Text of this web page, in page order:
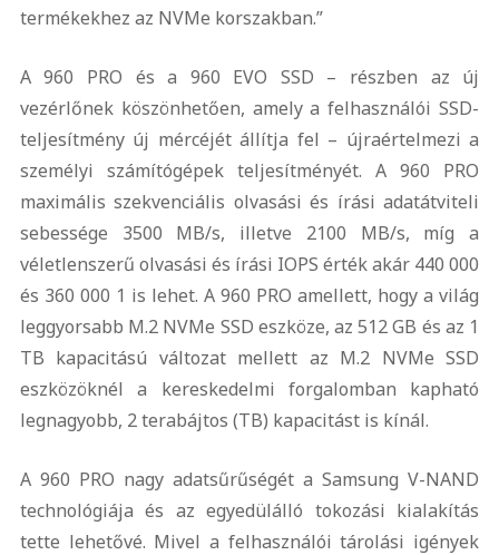
termékekhez az NVMe korszakban.”
A 960 PRO és a 960 EVO SSD – részben az új
vezérlőnek köszönhetően, amely a felhasználói SSD-
teljesítmény új mércéjét állítja fel – újraértelmezi a
személyi számítógépek teljesítményét. A 960 PRO
maximális szekvenciális olvasási és írási adatátviteli
sebessége 3500 MB/s, illetve 2100 MB/s, míg a
véletlenszerű olvasási és írási IOPS érték akár 440 000
és 360 000 1 is lehet. A 960 PRO amellett, hogy a világ
leggyorsabb M.2 NVMe SSD eszköze, az 512 GB és az 1
TB kapacitású változat mellett az M.2 NVMe SSD
eszközöknél a kereskedelmi forgalomban kapható
legnagyobb, 2 terabájtos (TB) kapacitást is kínál.
A 960 PRO nagy adatsűrűségét a Samsung V-NAND
technológiája és az egyedülálló tokozási kialakítás
tette lehetővé. Mivel a felhasználói tárolási igények